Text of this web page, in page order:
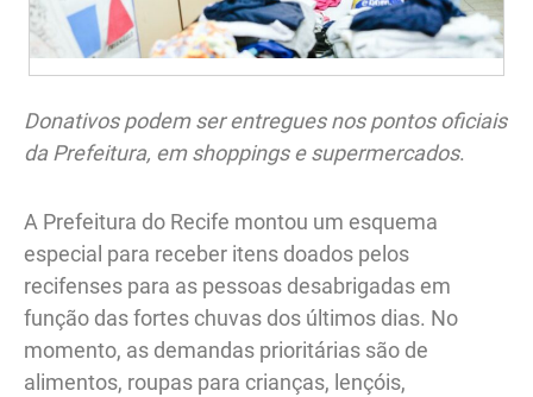
Donativos podem ser entregues nos pontos oficiais
da Prefeitura, em shoppings e supermercados.
A Prefeitura do Recife montou um esquema
especial para receber itens doados pelos
recifenses para as pessoas desabrigadas em
função das fortes chuvas dos últimos dias. No
momento, as demandas prioritárias são de
alimentos, roupas para crianças, lençóis,